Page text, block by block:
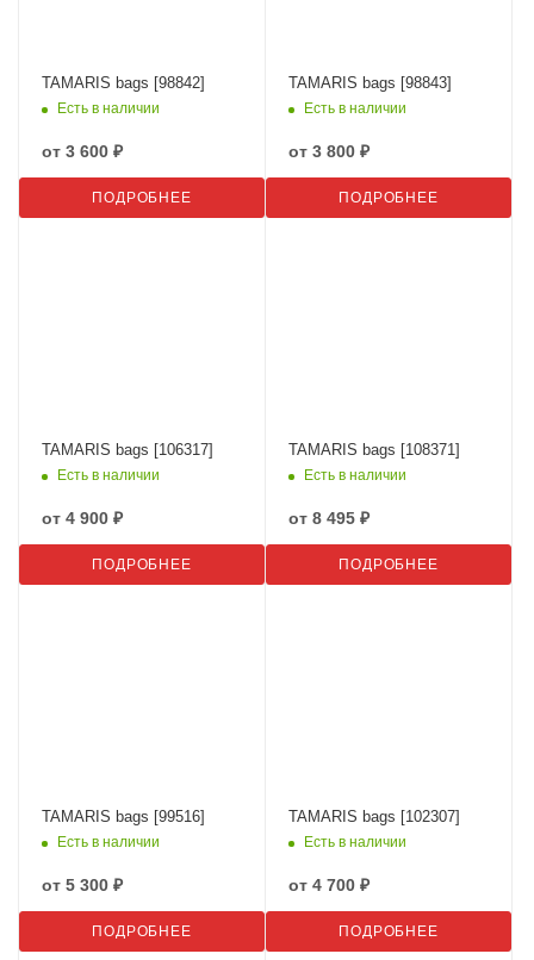
TAMARIS bags [98842]
Есть в наличии
от 3 600 ₽
ПОДРОБНЕЕ
TAMARIS bags [98843]
Есть в наличии
от 3 800 ₽
ПОДРОБНЕЕ
TAMARIS bags [106317]
Есть в наличии
от 4 900 ₽
ПОДРОБНЕЕ
TAMARIS bags [108371]
Есть в наличии
от 8 495 ₽
ПОДРОБНЕЕ
TAMARIS bags [99516]
Есть в наличии
от 5 300 ₽
ПОДРОБНЕЕ
TAMARIS bags [102307]
Есть в наличии
от 4 700 ₽
ПОДРОБНЕЕ